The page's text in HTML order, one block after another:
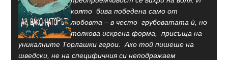
която бива победена само от
любовта – в често грубоватата ѝ, но
толкова искрена форма, присъща на
уникалните Торлашки герои. Ако той пишеше на
шведски, не на специфичния си неподражаем